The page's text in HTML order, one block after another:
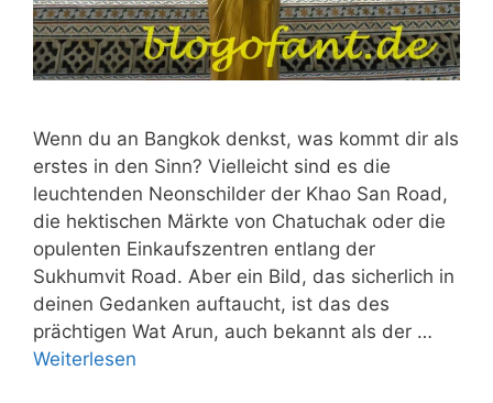
Wenn du an Bangkok denkst, was kommt dir als
erstes in den Sinn? Vielleicht sind es die
leuchtenden Neonschilder der Khao San Road,
die hektischen Märkte von Chatuchak oder die
opulenten Einkaufszentren entlang der
Sukhumvit Road. Aber ein Bild, das sicherlich in
deinen Gedanken auftaucht, ist das des
prächtigen Wat Arun, auch bekannt als der …
Weiterlesen